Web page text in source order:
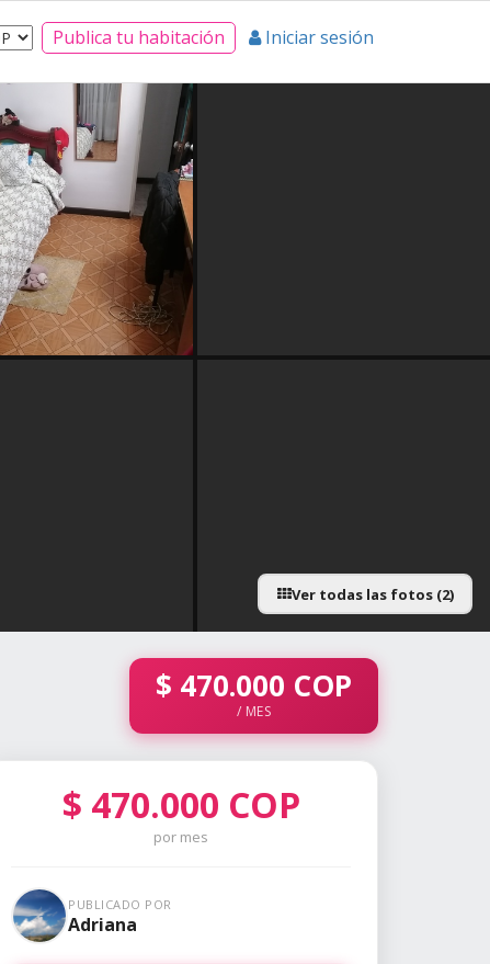
Publica tu habitación Iniciar sesión
Ver todas las fotos (2)
$ 470.000 COP
/ MES
$ 470.000 COP
por mes
PUBLICADO POR
Adriana